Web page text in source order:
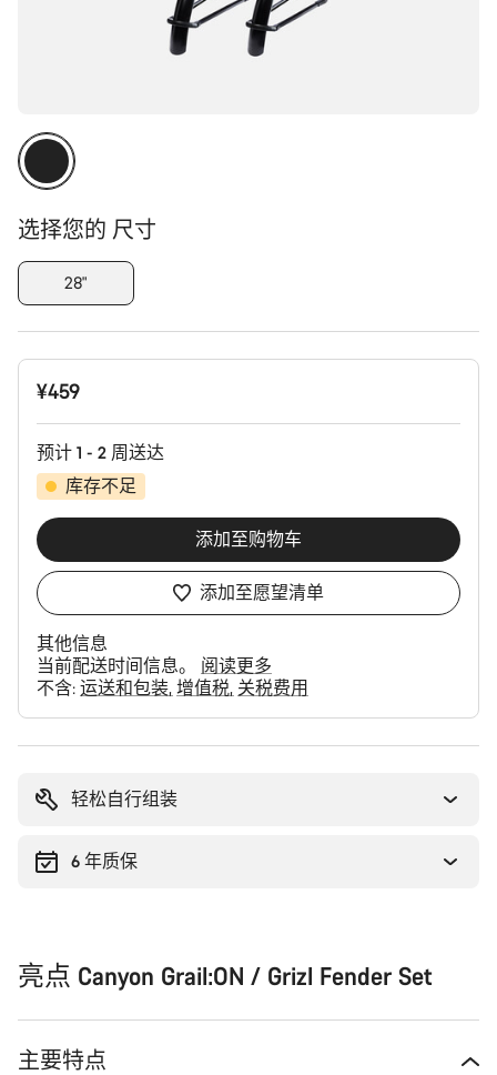
选择您的 尺寸
28"
¥459
预计 1 - 2 周送达
库存不足
添加至购物车
添加至愿望清单
其他信息
当前配送时间信息。 阅读更多
不含: 运送和包装 增值税 关税费用
轻松自行组装
6 年质保
亮点 Canyon Grail:ON / Grizl Fender Set
主要特点